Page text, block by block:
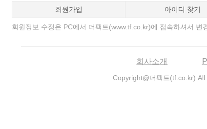
회원가입 아이디 찾기
회원정보 수정은 PC에서 더팩트(www.tf.co.kr)에 접속하셔서 변
회사소개
Copyright@더팩트(tf.co.kr) All